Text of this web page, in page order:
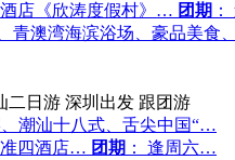
酒店《欣涛度假村》… 团期
青澳湾海滨浴场、豪品美食
二日游 深圳出发 跟团游
潮汕十八式、舌尖中国“…
准四酒店… 团期 ： 逢周六…